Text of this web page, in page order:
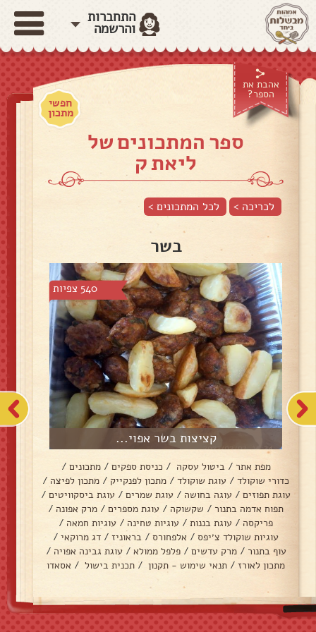
התחברות
והרשמה
אהבת את
הספר?
חפשי
מתכון
ספר המתכונים של
ליאת ק
לכריכה > לכל המתכונים >
בשר
540 צפיות
קציצות בשר אפוי...
מפת אתר / ביטול עסקה / כניסת ספקים / מתכונים /
כדורי שוקולד / עוגת שוקולד / מתכון לפנקייק / מתכון לפיצה /
עוגת תפוזים / עוגה בחושה / עוגת שמרים / עוגת ביסקוויטים /
תפוח אדמה בתנור / שקשוקה / עוגת מספרים / מרק אפונה /
פריקסה / עוגת בננות / עוגיות טחינה / עוגיות חמאה /
עוגיות שוקולד צ׳יפס / אלפחורס / בראוניז / דג מרוקאי /
עוף בתנור / מרק עדשים / פלפל ממולא / עוגת גבינה אפויה /
מתכון לאורז / תנאי שימוש - תקנון / תכנית בישול / אסאדו